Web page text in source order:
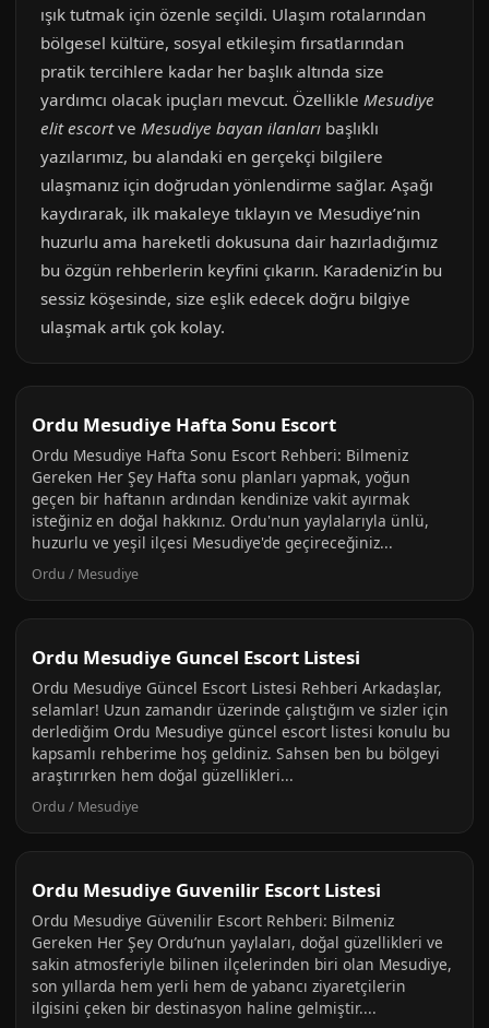
ışık tutmak için özenle seçildi. Ulaşım rotalarından
bölgesel kültüre, sosyal etkileşim fırsatlarından
pratik tercihlere kadar her başlık altında size
yardımcı olacak ipuçları mevcut. Özellikle Mesudiye
elit escortve Mesudiye bayan ilanları başlıklı
yazılarımız, bu alandaki en gerçekçi bilgilere
ulaşmanız için doğrudan yönlendirme sağlar. Aşağı
kaydırarak, ilk makaleye tıklayın ve Mesudiye’nin
huzurlu ama hareketli dokusuna dair hazırladığımız
bu özgün rehberlerin keyfini çıkarın. Karadeniz’in bu
sessiz köşesinde, size eşlik edecek doğru bilgiye
ulaşmak artık çok kolay.
Ordu Mesudiye Hafta Sonu Escort
Ordu Mesudiye Hafta Sonu Escort Rehberi: Bilmeniz
Gereken Her Şey Hafta sonu planları yapmak, yoğun
geçen bir haftanın ardından kendinize vakit ayırmak
isteğiniz en doğal hakkınız. Ordu'nun yaylalarıyla ünlü,
huzurlu ve yeşil ilçesi Mesudiye'de geçireceğiniz...
Ordu / Mesudiye
Ordu Mesudiye Guncel Escort Listesi
Ordu Mesudiye Güncel Escort Listesi Rehberi Arkadaşlar,
selamlar! Uzun zamandır üzerinde çalıştığım ve sizler için
derlediğim Ordu Mesudiye güncel escort listesi konulu bu
kapsamlı rehberime hoş geldiniz. Sahsen ben bu bölgeyi
araştırırken hem doğal güzellikleri...
Ordu / Mesudiye
Ordu Mesudiye Guvenilir Escort Listesi
Ordu Mesudiye Güvenilir Escort Rehberi: Bilmeniz
Gereken Her Şey Ordu’nun yaylaları, doğal güzellikleri ve
sakin atmosferiyle bilinen ilçelerinden biri olan Mesudiye,
son yıllarda hem yerli hem de yabancı ziyaretçilerin
ilgisini çeken bir destinasyon haline gelmiştir....